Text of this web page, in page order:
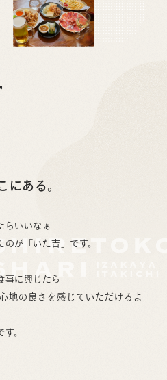
にある。
らいいなぁ
が「いた吉」です。
事に興じたら
地の良さを感じていただけるよ
。